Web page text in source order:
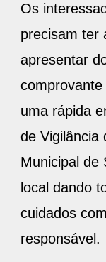
Os
precisam ter
apresentar
uma rápida
de Vigilância
Municipal de
local dando
cuidados
responsável.